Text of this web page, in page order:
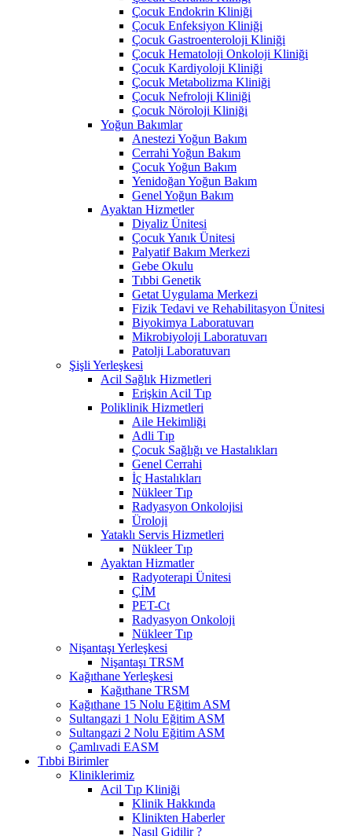
Çocuk Endokrin Kliniği
Çocuk Enfeksiyon Kliniği
Çocuk Gastroenteroloji Kliniği
Çocuk Hematoloji Onkoloji Kliniği
Çocuk Kardiyoloji Kliniği
Çocuk Metabolizma Kliniği
Çocuk Nefroloji Kliniği
Çocuk Nöroloji Kliniği
Yoğun Bakımlar
Anestezi Yoğun Bakım
Cerrahi Yoğun Bakım
Çocuk Yoğun Bakım
Yenidoğan Yoğun Bakım
Genel Yoğun Bakım
Ayaktan Hizmetler
Diyaliz Ünitesi
Çocuk Yanık Ünitesi
Palyatif Bakım Merkezi
Gebe Okulu
Tıbbi Genetik
Getat Uygulama Merkezi
Fizik Tedavi ve Rehabilitasyon Ünitesi
Biyokimya Laboratuvarı
Mikrobiyoloji Laboratuvarı
Patolji Laboratuvarı
Şişli Yerleşkesi
Acil Sağlık Hizmetleri
Erişkin Acil Tıp
Poliklinik Hizmetleri
Aile Hekimliği
Adli Tıp
Çocuk Sağlığı ve Hastalıkları
Genel Cerrahi
İç Hastalıkları
Nükleer Tıp
Radyasyon Onkolojisi
Üroloji
Yataklı Servis Hizmetleri
Nükleer Tıp
Ayaktan Hizmatler
Radyoterapi Ünitesi
ÇİM
PET-Ct
Radyasyon Onkoloji
Nükleer Tıp
Nişantaşı Yerleşkesi
Nişantaşı TRSM
Kağıthane Yerleşkesi
Kağıthane TRSM
Kağıthane 15 Nolu Eğitim ASM
Sultangazi 1 Nolu Eğitim ASM
Sultangazi 2 Nolu Eğitim ASM
Çamlıvadi EASM
Tıbbi Birimler
Kliniklerimiz
Acil Tıp Kliniği
Klinik Hakkında
Klinikten Haberler
Nasıl Gidilir ?